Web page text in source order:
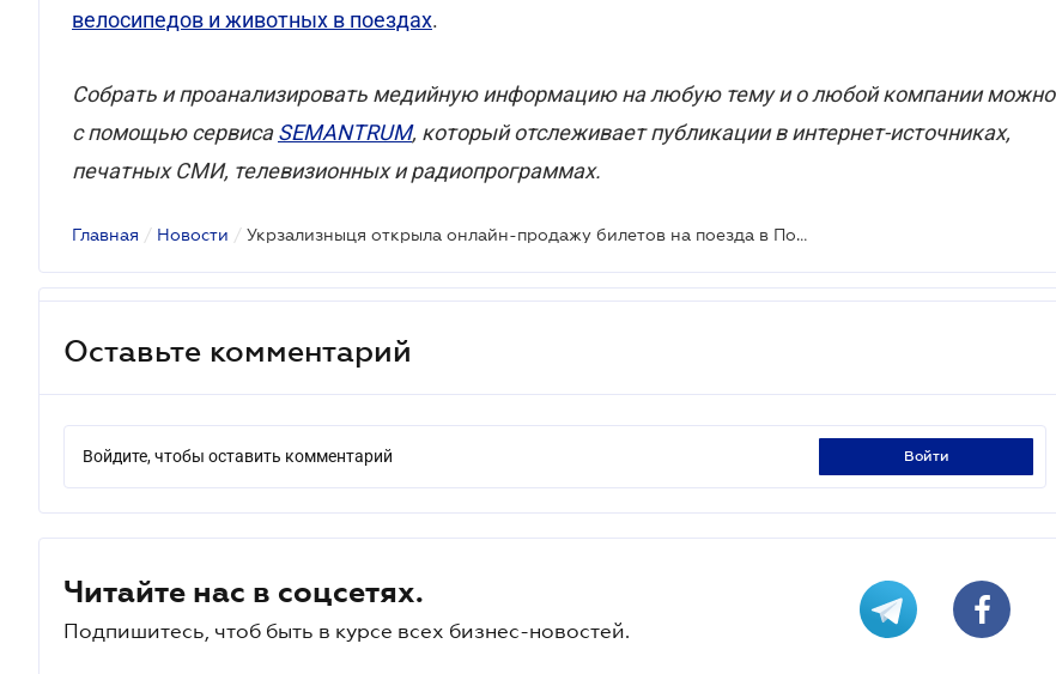
велосипедов и животных в поездах.
Собрать и проанализировать медийную информацию на любую тему и о любой компании можно
с помощью сервисаSEMANTRUM, который отслеживает публикации в интернет-источниках,
печатных СМИ, телевизионных и радиопрограммах.
Главная / Новости / Укрзализныця открыла онлайн-продажу билетов на поезда в Польшу
Оставьте комментарий
Войдите, чтобы оставить комментарий войти
Читайте нас в соцсетях.
Подпишитесь, чтоб быть в курсе всех бизнес-новостей.